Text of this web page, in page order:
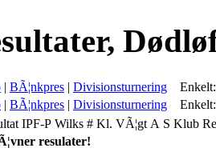
| BÃ¦nkpres | Divisionsturnering
Enkelt:
| BÃ¦nkpres | Divisionsturnering
Enkelt:
IPF-P Wilks # Kl. VÃ¦gt A S Klub
resulater!